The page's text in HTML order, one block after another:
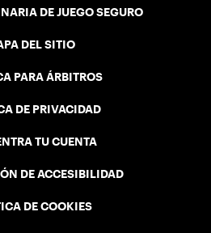
DE JUEGO SEGURO
DEL SITIO
PARA ÁRBITROS
DE PRIVACIDAD
TU CUENTA
DE ACCESIBILIDAD
DE COOKIES